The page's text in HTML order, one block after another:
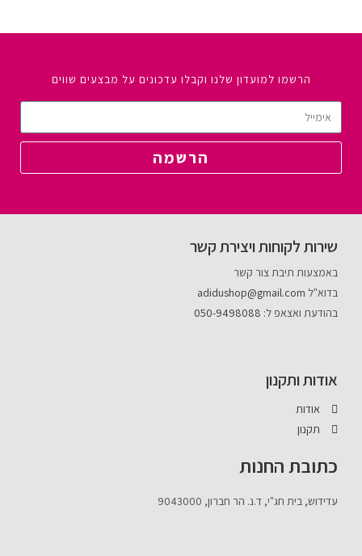
הרשמו למועדון שלנו וקבלו עדכונים על מבצעים שווים
הרשמה
שירות לקוחות ויצירת קשר
באמצעות תיבת צור קשר
בדוא"ל adidushop@gmail.com
בהודעת ואצאפ ל: 050-9498088
אודות ותקנון
אודות
תקנון
כתובת החנות
עדידוש, בית חג"י, ד.נ. הר חברון, 9043000